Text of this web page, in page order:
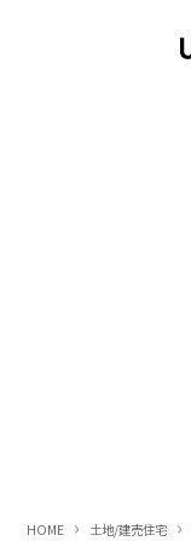
HOME 土地/建売住宅